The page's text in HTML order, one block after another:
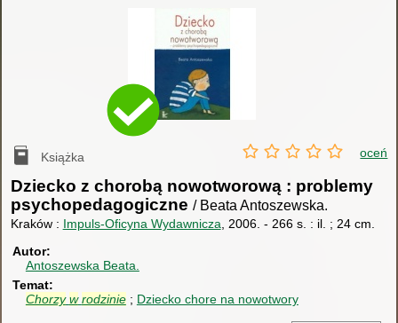
Książka oceń
Dziecko z chorobą nowotworową : problemy
psychopedagogiczne / Beata Antoszewska.
Kraków : Impuls-Oficyna Wydawnicza , 2006. - 266 s. : il. ; 24 cm.
Autor
Antoszewska Beata.
Temat
Chorzy w rodzinie Dziecko chore na nowotwory